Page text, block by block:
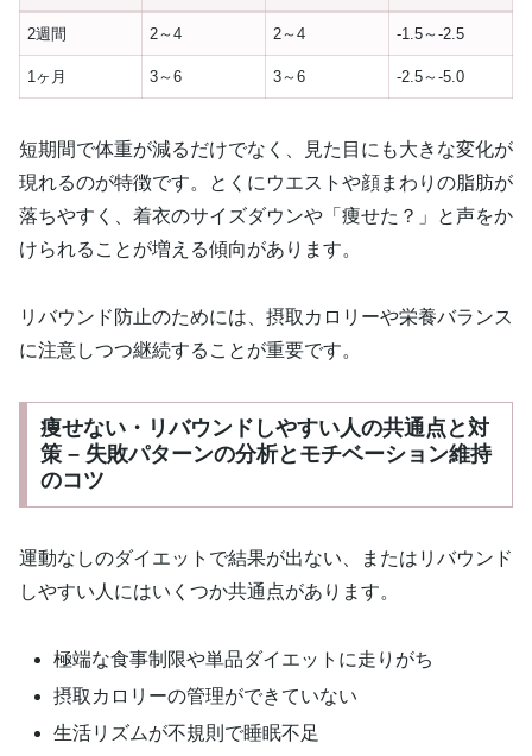
2週間 2～4 2～4 -1.5～-2.5
1ヶ月 3～6 3～6 -2.5～-5.0
短期間で体重が減るだけでなく、見た目にも大きな変化が
現れるのが特徴です。とくにウエストや顔まわりの脂肪が
落ちやすく、着衣のサイズダウンや「痩せた？」と声をか
けられることが増える傾向があります。
リバウンド防止のためには、摂取カロリーや栄養バランス
に注意しつつ継続することが重要です。
痩せない・リバウンドしやすい人の共通点と対
策 – 失敗パターンの分析とモチベーション維持
のコツ
運動なしのダイエットで結果が出ない、またはリバウンド
しやすい人にはいくつか共通点があります。
極端な食事制限や単品ダイエットに走りがち
摂取カロリーの管理ができていない
生活リズムが不規則で睡眠不足